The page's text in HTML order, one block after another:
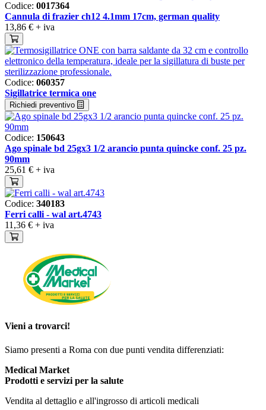
Codice: 0017364
Cannula di frazier ch12 4.1mm 17cm, german quality
13,86 € + iva
Codice: 060357
Sigillatrice termica one
Richiedi preventivo
Codice: 150643
Ago spinale bd 25gx3 1/2 arancio punta quincke conf. 25 pz.
90mm
25,61 € + iva
Codice: 340183
Ferri calli - wal art.4743
11,36 € + iva
Vieni a trovarci!
Siamo presenti a Roma con due punti vendita differenziati:
Medical Market
Prodotti e servizi per la salute
Vendita al dettaglio e all'ingrosso di articoli medicali